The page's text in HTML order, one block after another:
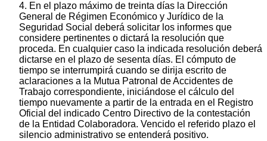
4. En el plazo máximo de treinta días la Dirección
General de Régimen Económico y Jurídico de la
Seguridad Social deberá solicitar los informes que
considere pertinentes o dictará la resolución que
proceda. En cualquier caso la indicada resolución deberá
dictarse en el plazo de sesenta días. El cómputo de
tiempo se interrumpirá cuando se dirija escrito de
aclaraciones a la Mutua Patronal de Accidentes de
Trabajo correspondiente, iniciándose el cálculo del
tiempo nuevamente a partir de la entrada en el Registro
Oficial del indicado Centro Directivo de la contestación
de la Entidad Colaboradora. Vencido el referido plazo el
silencio administrativo se entenderá positivo.